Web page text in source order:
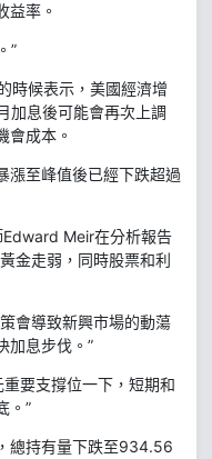
益率。
”
時候表示，美國經濟增
加息後可能會再次上調
會成本。
漲至峰值後已經下跌超過
Meir在分析報告
金走弱，同時股票和利
會導致新興市場的動蕩
加息步伐。”
要支撐位一下，短期和
。”
總持有量下跌至934.56